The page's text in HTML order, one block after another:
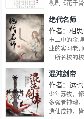
视剧《花千
绝代名师
作者：相
市二中的金
业的实习老
一所名校的
回豪门之列
废物变成了
帝，五年学
师徒有虚名
两大圣人，
混沌剑帝
作者：运也
少年苏牧，
多强者神魂
造仙成神，